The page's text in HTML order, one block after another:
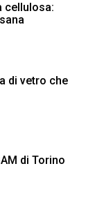
cellulosa:
di vetro che
di Torino